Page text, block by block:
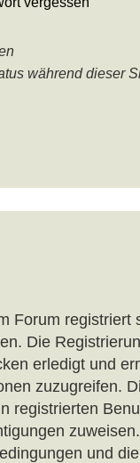
während dieser
Forum registriert
Die
erledigt und
zuzugreifen.
registrierten
und